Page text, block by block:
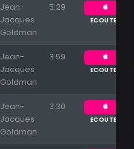
Jean-
Jacques
Goldman
5:29
ECOUTER
Jean-
Jacques
Goldman
3:59
ECOUTER
Jean-
Jacques
Goldman
3:30
ECOUTER